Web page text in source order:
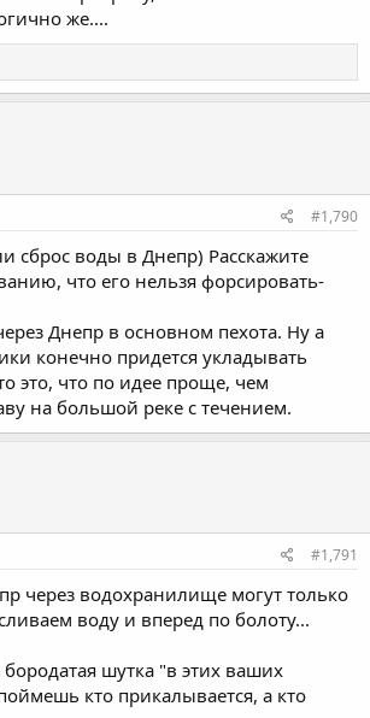
же....
#1,790
сброс воды в Днепр) Расскажите
что его нельзя форсировать-
Днепр в основном пехота. Ну а
конечно придется укладывать
это, что по идее проще, чем
на большой реке с течением.
#1,791
через водохранилище могут только
воду и вперед по болоту...
бородатая шутка "в этих ваших
кто прикалывается, а кто